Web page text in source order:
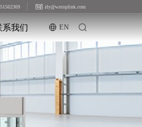
zly@wxtoplink.com
新闻
资讯
系我们
联
聘
EN